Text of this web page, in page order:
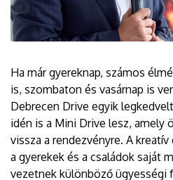
Ha már gyereknap, számos
is, szombaton és vasárnap is
Debrecen Drive egyik
idén is a Mini Drive lesz, amely
vissza a rendezvényre. A
a gyerekek és a családok saját
vezetnek különböző ügyességi